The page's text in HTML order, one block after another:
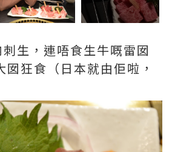
生，連唔食生牛嘅雷囡
狂食（日本就由佢啦，